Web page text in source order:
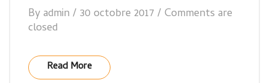
Byadmin / 30 octobre 2017 / Comments are
closed
Read More